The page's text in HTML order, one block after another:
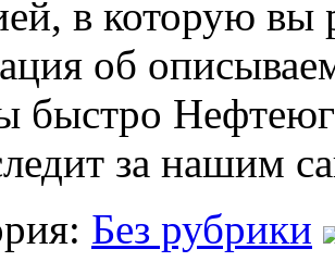
в которую вы
об
быстро
за нашим
Без рубрики